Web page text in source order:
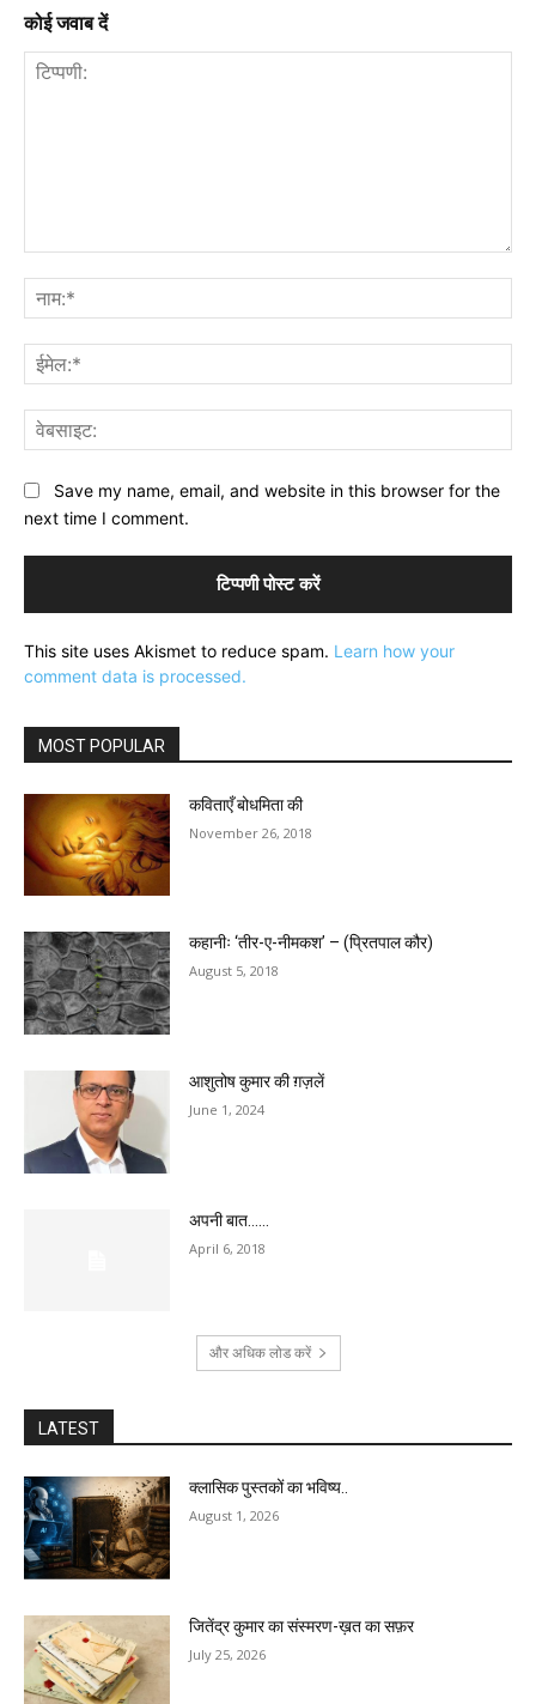
कोई जवाब दें
Save my name, email, and website in this browser for the
next time I comment.
This site uses Akismet to reduce spam. Learn how your
comment data is processed.
MOST POPULAR
कविताएँ बोधमिता की
November 26, 2018
कहानीः ‘तीर-ए-नीमकश’ – (प्रितपाल कौर)
August 5, 2018
आशुतोष कुमार की ग़ज़लें
June 1, 2024
अपनी बात……
April 6, 2018
और अधिक लोड करें
LATEST
क्लासिक पुस्तकों का भविष्य..
August 1, 2026
जितेंद्र कुमार का संस्मरण-ख़त का सफ़र
July 25, 2026